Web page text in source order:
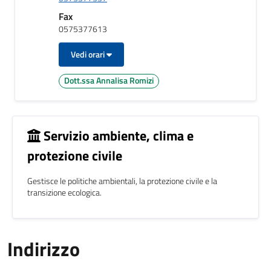
Fax
0575377613
Vedi orari
Dott.ssa Annalisa Romizi
Servizio ambiente, clima e
protezione civile
Gestisce le politiche ambientali, la protezione civile e la
transizione ecologica.
Indirizzo